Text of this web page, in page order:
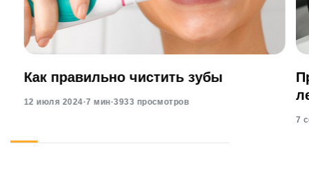
Как правильно чистить зубы
12 июля 2024·7 мин·3933 просмотров
7